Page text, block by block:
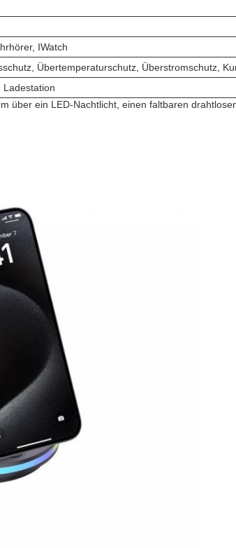
IWatch
Übertemperaturschutz, Überstromschutz,
Ladestation
über ein LED-Nachtlicht, einen faltbaren